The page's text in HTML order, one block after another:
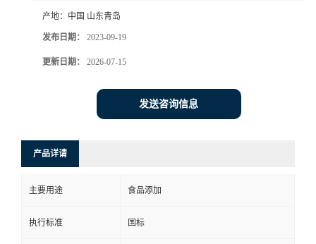
产地： 中国 山东青岛
发布日期： 2023-09-19
更新日期： 2026-07-15
发送咨询信息
产品详请
主要用途 食品添加
执行标准 国标